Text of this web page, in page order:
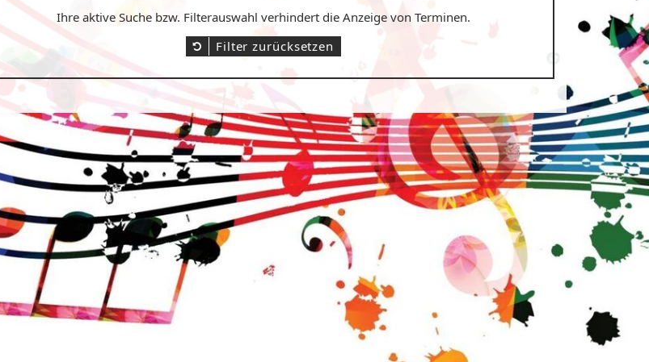
Ihre aktive Suche bzw. Filterauswahl verhindert die Anzeige von Terminen.
Filter zurücksetzen